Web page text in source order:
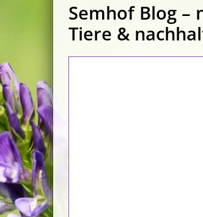
Semhof Blog
Tiere &